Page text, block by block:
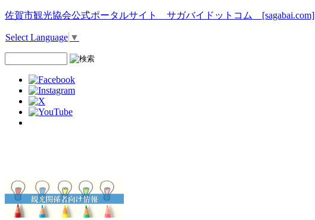
佐賀市観光協会公式ポータルサイト サガバイドットコム [sagabai.com]
Select Language ▼